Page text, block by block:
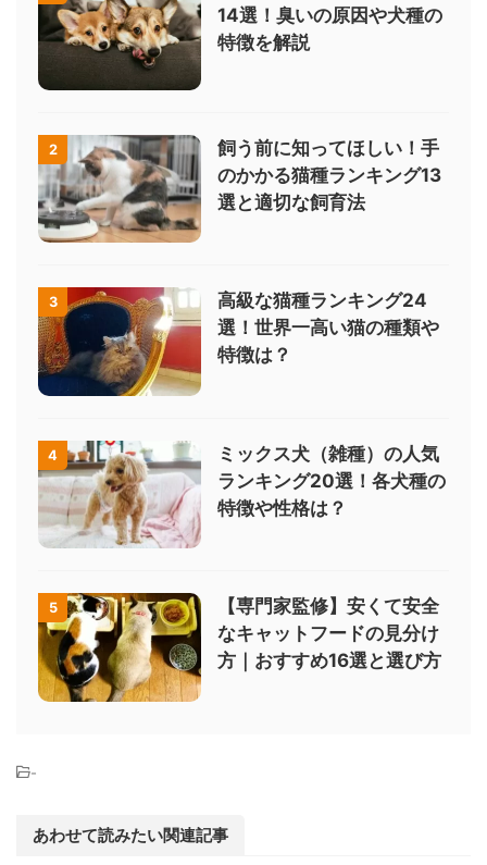
14選！臭いの原因や犬種の
特徴を解説
2
飼う前に知ってほしい！手
のかかる猫種ランキング13
選と適切な飼育法
3
高級な猫種ランキング24
選！世界一高い猫の種類や
特徴は？
4
ミックス犬（雑種）の人気
ランキング20選！各犬種の
特徴や性格は？
5
【専門家監修】安くて安全
なキャットフードの見分け
方｜おすすめ16選と選び方
-
あわせて読みたい関連記事